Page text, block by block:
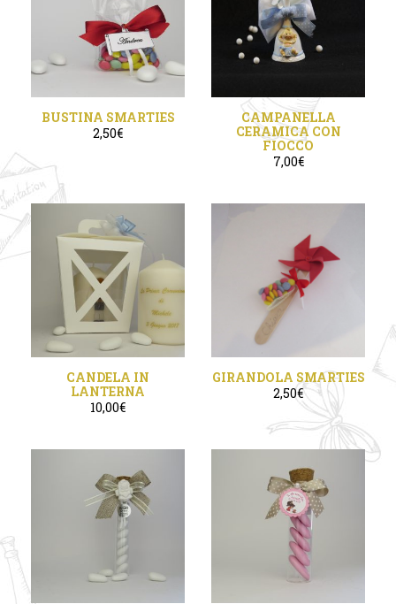
BUSTINA SMARTIES
2,50€
CAMPANELLA
CERAMICA CON
FIOCCO
7,00€
CANDELA IN
LANTERNA
10,00€
GIRANDOLA SMARTIES
2,50€